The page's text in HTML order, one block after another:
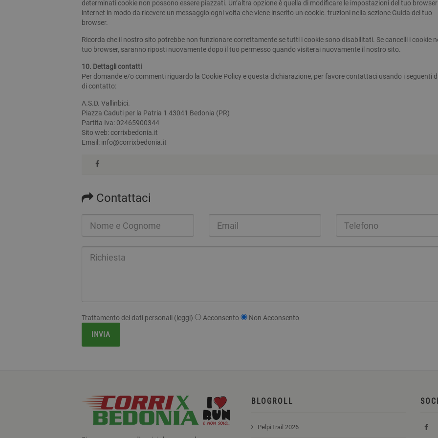
determinati cookie non possono essere piazzati. Un’altra opzione è quella di modificare le impostazioni del tuo browser
internet in modo da ricevere un messaggio ogni volta che viene inserito un cookie. truzioni nella sezione Guida del tuo
browser.
Ricorda che il nostro sito potrebbe non funzionare correttamente se tutti i cookie sono disabilitati. Se cancelli i cookie
tuo browser, saranno riposti nuovamente dopo il tuo permesso quando visiterai nuovamente il nostro sito.
10. Dettagli contatti
Per domande e/o commenti riguardo la Cookie Policy e questa dichiarazione, per favore contattaci usando i seguenti
di contatto:
A.S.D. Vallinbici.
Piazza Caduti per la Patria 1 43041 Bedonia (PR)
Partita Iva: 02465900344
Sito web: corrixbedonia.it
Email: info@corrixbedonia.it
Contattaci
Trattamento dei dati personali (leggi) Acconsento Non Acconsento
INVIA
BLOGROLL
PelpiTrail 2026
I cookie strettamente necessari consentono funzionalità del sito Web principale come l'accesso degli utenti e la
Nome
Provider / Dominio Scadenza
Descrizione
PHPSESSID
PHP.net
Sessione
Cookie generato da applicazioni basate sul
utilizzato può essere specifico per il sito, ma un
uno stato di accesso per un utente tra le pagine.